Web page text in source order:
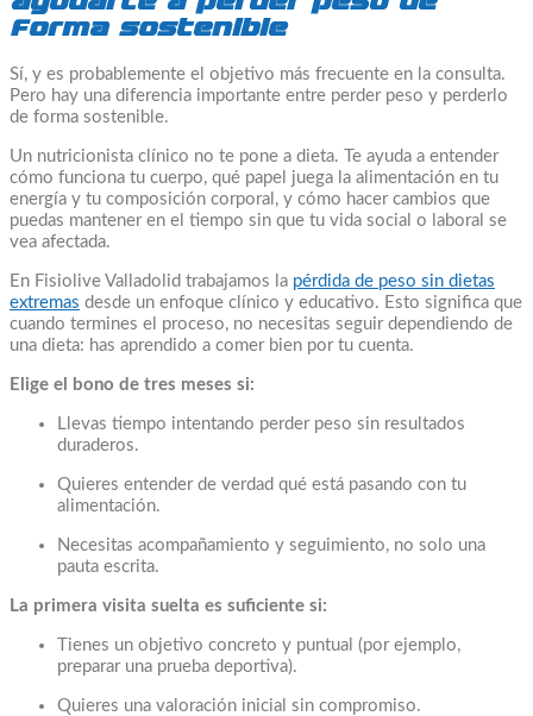
forma sostenible
Sí, y es probablemente el objetivo más frecuente en la consulta.
Pero hay una diferencia importante entre perder peso y perderlo
de forma sostenible.
Un nutricionista clínico no te pone a dieta. Te ayuda a entender
cómo funciona tu cuerpo, qué papel juega la alimentación en tu
energía y tu composición corporal, y cómo hacer cambios que
puedas mantener en el tiempo sin que tu vida social o laboral se
vea afectada.
En Fisiolive Valladolid trabajamos la pérdida de peso sin dietas
extremas desde un enfoque clínico y educativo. Esto significa que
cuando termines el proceso, no necesitas seguir dependiendo de
una dieta: has aprendido a comer bien por tu cuenta.
Elige el bono de tres meses si:
Llevas tiempo intentando perder peso sin resultados
duraderos.
Quieres entender de verdad qué está pasando con tu
alimentación.
Necesitas acompañamiento y seguimiento, no solo una
pauta escrita.
La primera visita suelta es suficiente si:
Tienes un objetivo concreto y puntual (por ejemplo,
preparar una prueba deportiva).
Quieres una valoración inicial sin compromiso.